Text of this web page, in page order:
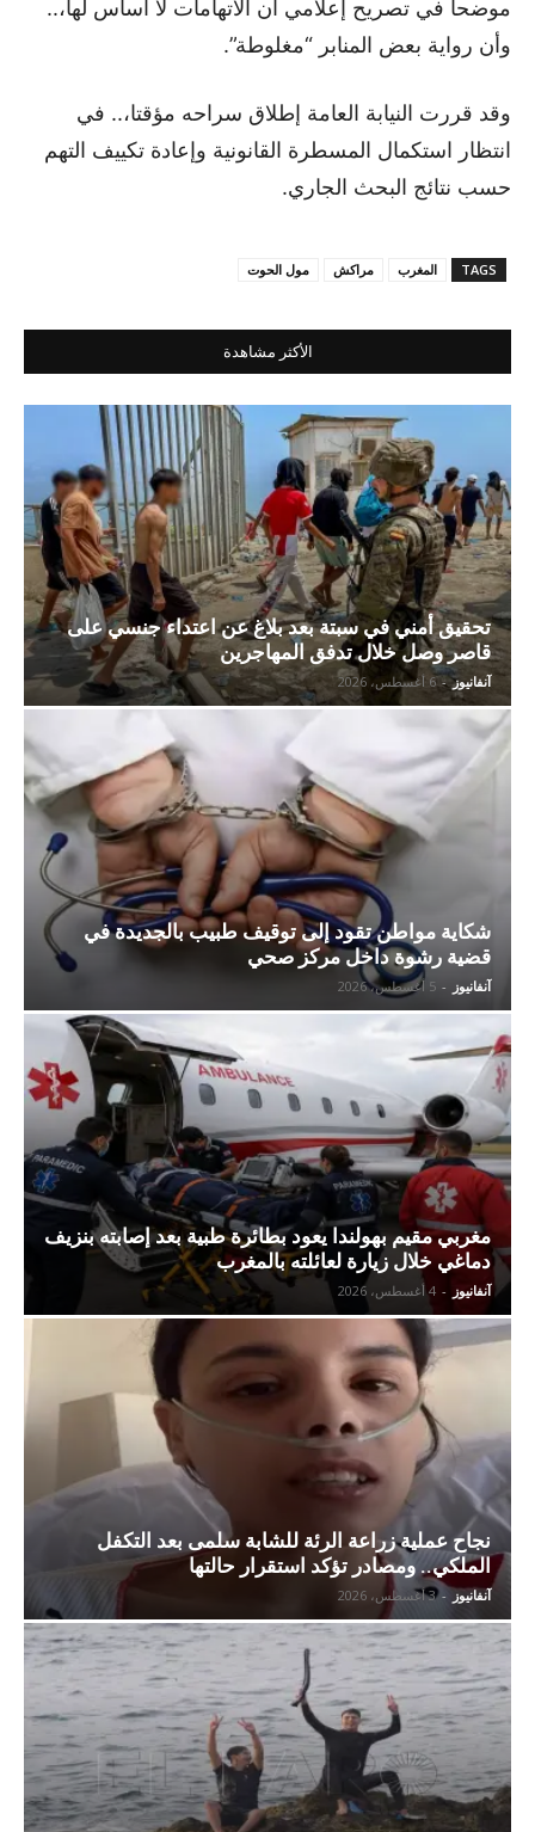
موضحا في تصريح إعلامي أن الاتهامات لا أساس لها،..
وأن رواية بعض المنابر “مغلوطة”.
وقد قررت النيابة العامة إطلاق سراحه مؤقتا،.. في
انتظار استكمال المسطرة القانونية وإعادة تكييف التهم
حسب نتائج البحث الجاري.
TAGS المغرب مراكش مول الحوت
الأكثر مشاهدة
تحقيق أمني في سبتة بعد بلاغ عن اعتداء جنسي على
قاصر وصل خلال تدفق المهاجرين
آنفانيوز - 6 أغسطس، 2026
شكاية مواطن تقود إلى توقيف طبيب بالجديدة في
قضية رشوة داخل مركز صحي
آنفانيوز - 5 أغسطس، 2026
مغربي مقيم بهولندا يعود بطائرة طبية بعد إصابته بنزيف
دماغي خلال زيارة لعائلته بالمغرب
آنفانيوز - 4 أغسطس، 2026
نجاح عملية زراعة الرئة للشابة سلمى بعد التكفل
الملكي.. ومصادر تؤكد استقرار حالتها
آنفانيوز - 3 أغسطس، 2026